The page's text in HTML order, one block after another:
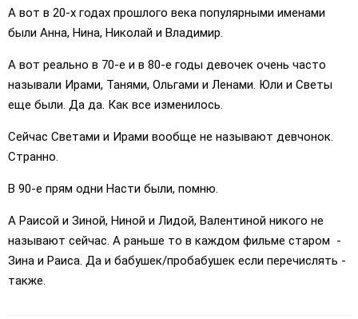
А вот в 20-х годах прошлого века популярными именами
были Анна, Нина, Николай и Владимир.
А вот реально в 70-е и в 80-е годы девочек очень часто
называли Ирами, Танями, Ольгами и Ленами. Юли и Светы
еще были. Да да. Как все изменилось.
Сейчас Светами и Ирами вообще не называют девчонок.
Странно.
В 90-е прям одни Насти были, помню.
А Раисой и Зиной, Ниной и Лидой, Валентиной никого не
называют сейчас. А раньше то в каждом фильме старом -
Зина и Раиса. Да и бабушек/пробабушек если перечислять -
также.